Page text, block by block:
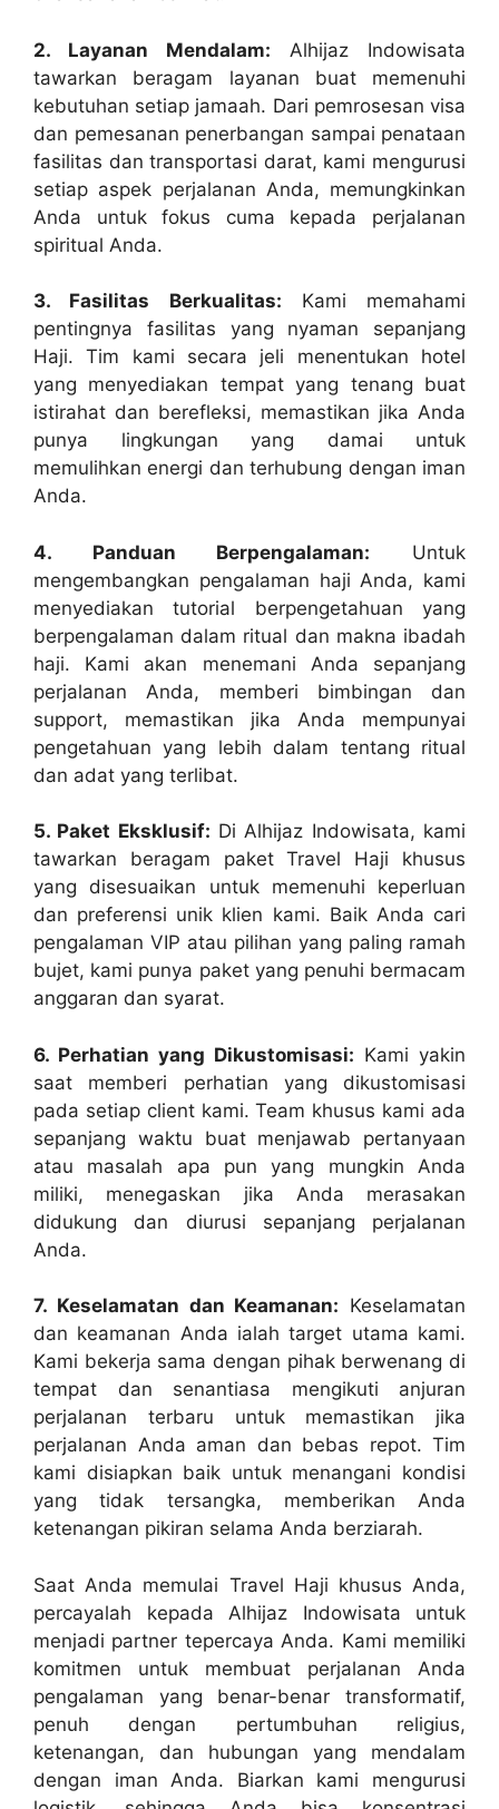
2. Layanan Mendalam: Alhijaz Indowisata
tawarkan beragam layanan buat memenuhi
kebutuhan setiap jamaah. Dari pemrosesan visa
dan pemesanan penerbangan sampai penataan
fasilitas dan transportasi darat, kami mengurusi
setiap aspek perjalanan Anda, memungkinkan
Anda untuk fokus cuma kepada perjalanan
spiritual Anda.
3. Fasilitas Berkualitas: Kami memahami
pentingnya fasilitas yang nyaman sepanjang
Haji. Tim kami secara jeli menentukan hotel
yang menyediakan tempat yang tenang buat
istirahat dan berefleksi, memastikan jika Anda
punya lingkungan yang damai untuk
memulihkan energi dan terhubung dengan iman
Anda.
4. Panduan Berpengalaman: Untuk
mengembangkan pengalaman haji Anda, kami
menyediakan tutorial berpengetahuan yang
berpengalaman dalam ritual dan makna ibadah
haji. Kami akan menemani Anda sepanjang
perjalanan Anda, memberi bimbingan dan
support, memastikan jika Anda mempunyai
pengetahuan yang lebih dalam tentang ritual
dan adat yang terlibat.
5. Paket Eksklusif: Di Alhijaz Indowisata, kami
tawarkan beragam paket Travel Haji khusus
yang disesuaikan untuk memenuhi keperluan
dan preferensi unik klien kami. Baik Anda cari
pengalaman VIP atau pilihan yang paling ramah
bujet, kami punya paket yang penuhi bermacam
anggaran dan syarat.
6. Perhatian yang Dikustomisasi: Kami yakin
saat memberi perhatian yang dikustomisasi
pada setiap client kami. Team khusus kami ada
sepanjang waktu buat menjawab pertanyaan
atau masalah apa pun yang mungkin Anda
miliki, menegaskan jika Anda merasakan
didukung dan diurusi sepanjang perjalanan
Anda.
7. Keselamatan dan Keamanan: Keselamatan
dan keamanan Anda ialah target utama kami.
Kami bekerja sama dengan pihak berwenang di
tempat dan senantiasa mengikuti anjuran
perjalanan terbaru untuk memastikan jika
perjalanan Anda aman dan bebas repot. Tim
kami disiapkan baik untuk menangani kondisi
yang tidak tersangka, memberikan Anda
ketenangan pikiran selama Anda berziarah.
Saat Anda memulai Travel Haji khusus Anda,
percayalah kepada Alhijaz Indowisata untuk
menjadi partner tepercaya Anda. Kami memiliki
komitmen untuk membuat perjalanan Anda
pengalaman yang benar-benar transformatif,
penuh dengan pertumbuhan religius,
ketenangan, dan hubungan yang mendalam
dengan iman Anda. Biarkan kami mengurusi